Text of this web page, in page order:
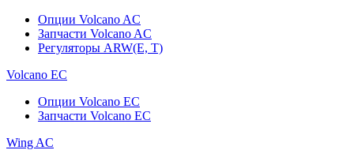
Опции Volcano AC
Запчасти Volcano AC
Регуляторы ARW(E, T)
Volcano ЕC
Опции Volcano EC
Запчасти Volcano EC
Wing AC